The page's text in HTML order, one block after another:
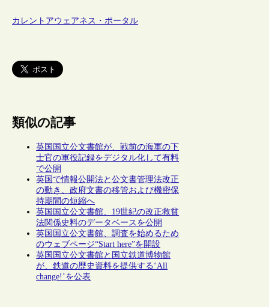
カレントアウェアネス・ポータル
類似の記事
英国国立公文書館が、戦前の海軍の下
士官の軍役記録をデジタル化して有料
で公開
英国で情報公開法と公文書管理法改正
の動き、政府文書の移管および機密保
持期間の短縮へ
英国国立公文書館、19世紀の改正救貧
法関係史料のデータベースを公開
英国国立公文書館、調査を始めるため
のウェブページ“Start here”を開設
英国国立公文書館と国立鉄道博物館
が、鉄道の歴史資料を提供する‘All
change!’を公表